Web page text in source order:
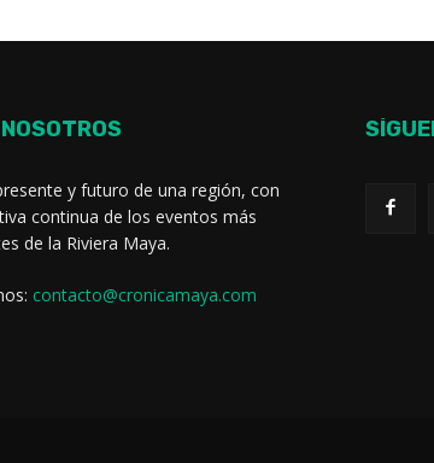
y futuro de una región, con
continua de los eventos más
de la Riviera Maya.
contacto@cronicamaya.com